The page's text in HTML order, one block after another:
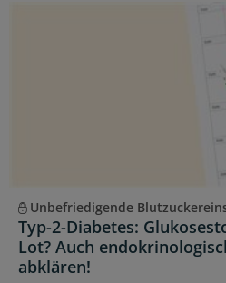
Unbefriedigende
Typ-2-Diabetes:
Lot? Auch
abklären!